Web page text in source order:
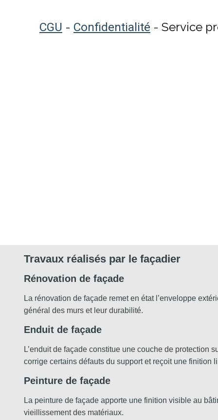
Travaux réalisés par le façadier
Rénovation de façade
La rénovation de façade remet en état l’enveloppe
général des murs et leur durabilité.
Enduit de façade
L’enduit de façade constitue une couche de protection
corrige certains défauts du support et reçoit une finition
Peinture de façade
La peinture de façade apporte une finition visible au
vieillissement des matériaux.